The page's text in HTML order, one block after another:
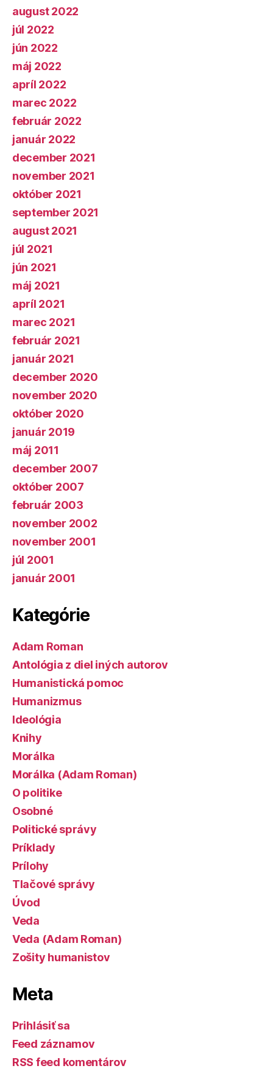
august 2022
júl 2022
jún 2022
máj 2022
apríl 2022
marec 2022
február 2022
január 2022
december 2021
november 2021
október 2021
september 2021
august 2021
júl 2021
jún 2021
máj 2021
apríl 2021
marec 2021
február 2021
január 2021
december 2020
november 2020
október 2020
január 2019
máj 2011
december 2007
október 2007
február 2003
november 2002
november 2001
júl 2001
január 2001
Kategórie
Adam Roman
Antológia z diel iných autorov
Humanistická pomoc
Humanizmus
Ideológia
Knihy
Morálka
Morálka (Adam Roman)
O politike
Osobné
Politické správy
Príklady
Prílohy
Tlačové správy
Úvod
Veda
Veda (Adam Roman)
Zošity humanistov
Meta
Prihlásiť sa
Feed záznamov
RSS feed komentárov